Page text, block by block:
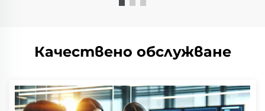
Качествено обслужване